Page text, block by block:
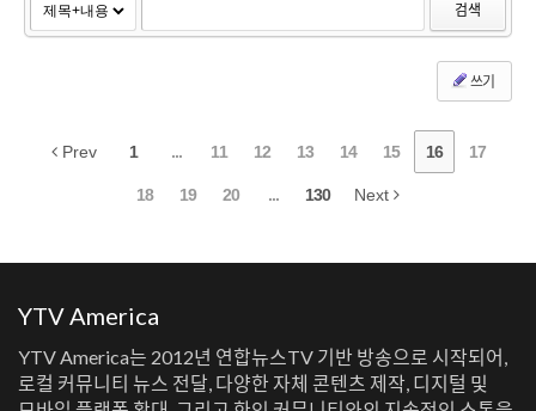
검색
쓰기
Prev 1 ... 11 12 13 14 15 16 17
18 19 20 ... 130 Next
YTV America
YTV America는 2012년 연합뉴스TV 기반 방송으로 시작되어,
로컬 커뮤니티 뉴스 전달, 다양한 자체 콘텐츠 제작, 디지털 및